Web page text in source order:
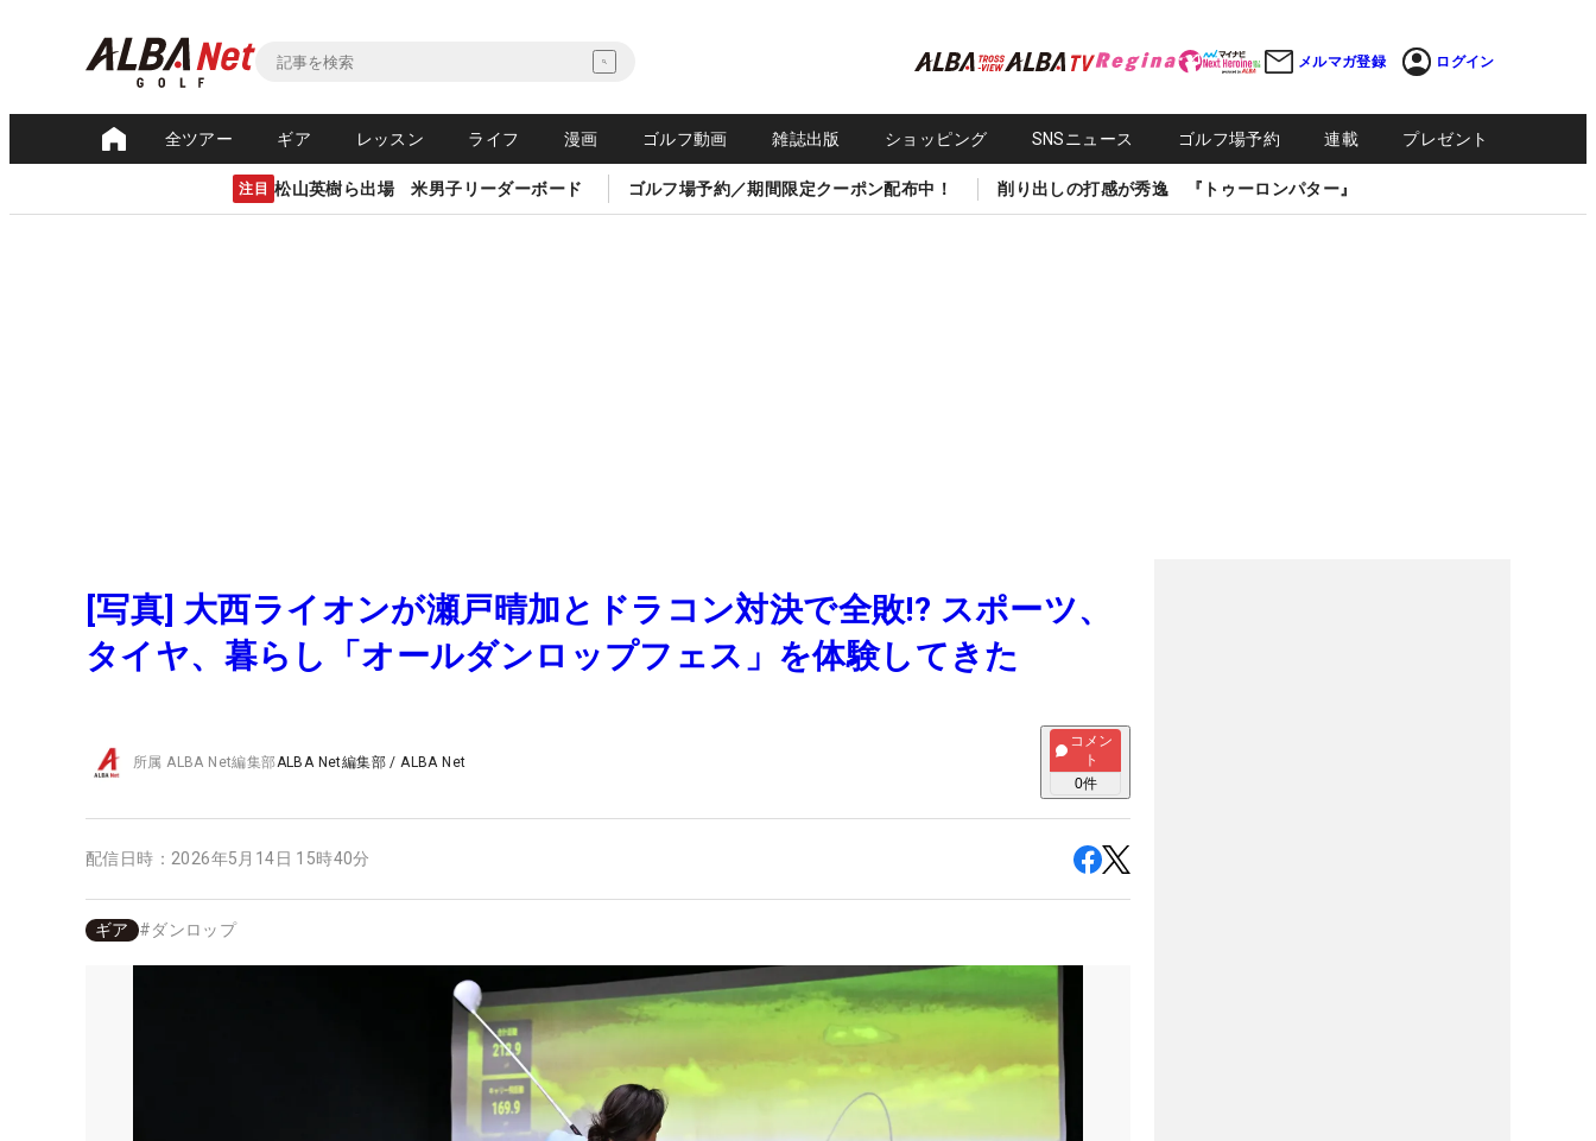
メルマガ登録 ログイン
全ツアー ギア レッスン ライフ 漫画 ゴルフ動画 雑誌出版 ショッピング SNSニュース ゴルフ場予約 連載 プレゼント
注目 松山英樹ら出場 米男子リーダーボード ゴルフ場予約／期間限定クーポン配布中！ 削り出しの打感が秀逸 『トゥーロンパター』
[写真] 大西ライオンが瀬戸晴加とドラコン対決で全敗!? スポーツ、
タイヤ、暮らし「オールダンロップフェス」を体験してきた
所属ALBA Net編集部ALBA Net編集部 /ALBA Net
コメン
ト
0件
配信日時： 2026年5月14日 15時40分
ギア #ダンロップ